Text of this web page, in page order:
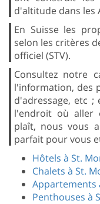
d'altitude dans les
En Suisse les
selon les critères
officiel (STV).
Consultez notre
l'information, des
d'adressage, etc
l'endroit où aller
plaît, nous vous
parfait pour vous
Hôtels à St.
Chalets à St.
Appartements
Penthouses à